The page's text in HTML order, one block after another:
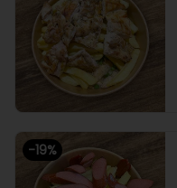
-19%